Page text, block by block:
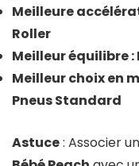
Meilleure
Roller
Meilleur équilibre :
Meilleur choix en
Pneus Standard
Astuce: Associer un